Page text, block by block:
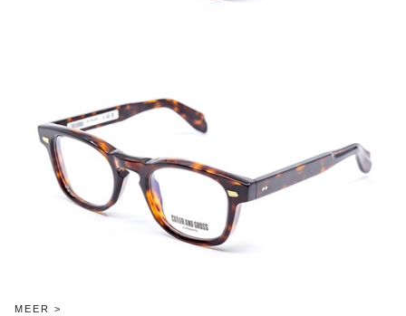
MEER >